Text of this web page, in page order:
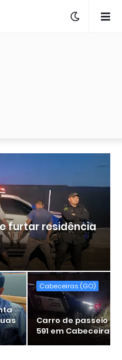
furtar residência
Cabeceiras (GO)
Carro de passeio
591 em Cabeceiras